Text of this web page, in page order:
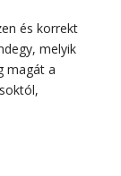
és korrekt
melyik
magát a